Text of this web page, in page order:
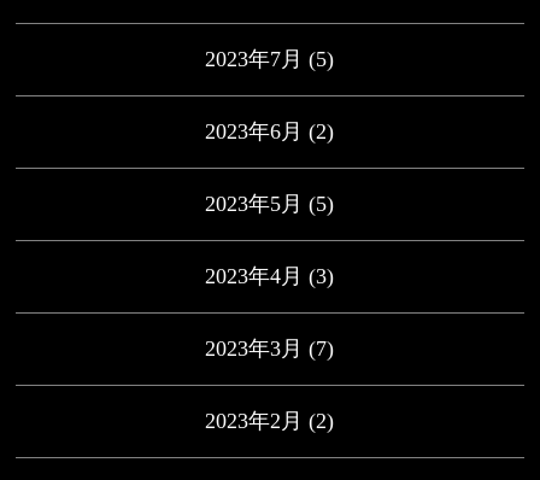
2023年7月 (5)
2023年6月 (2)
2023年5月 (5)
2023年4月 (3)
2023年3月 (7)
2023年2月 (2)